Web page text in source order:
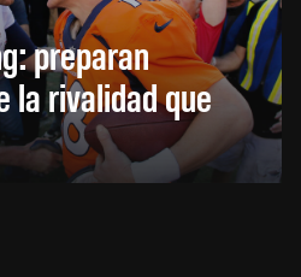
preparan
la rivalidad que